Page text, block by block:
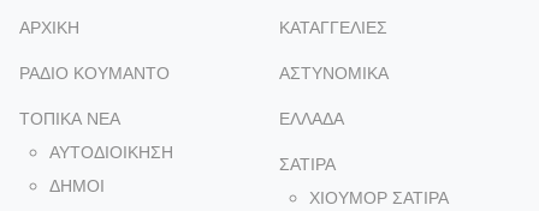
ΑΡΧΙΚΗ
ΡΑΔΙΟ ΚΟΥΜΑΝΤΟ
ΤΟΠΙΚΑ NEA
ΑΥΤΟΔΙΟΙΚΗΣΗ
ΔΗΜΟΙ
ΚΑΤΑΓΓΕΛΙΕΣ
ΑΣΤΥΝΟΜΙΚΑ
ΕΛΛΑΔΑ
ΣΑΤΙΡΑ
ΧΙΟΥΜΟΡ ΣΑΤΙΡΑ